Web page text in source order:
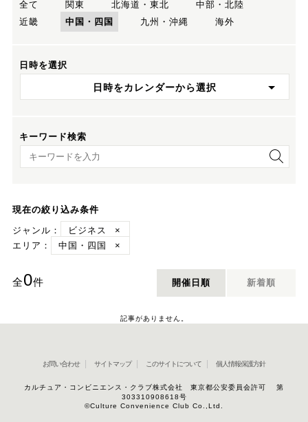
全て
関東 北海道・東北
中部・北陸
近畿
中国・四国 九州・沖縄 海外
日時を選択
日時をカレンダーから選択
キーワード検索
キーワード検索
現在の絞り込み条件
ジャンル：
ビジネス
×
エリア：
中国・四国 ×
全0件 開催日順 新着順
記事がありません。
お問い合わせ サイトマップ このサイトについて 個人情報保護方針
カルチュア・コンビニエンス・クラブ株式会社 東京都公安委員会許可 第
303310908618号
©Culture Convenience Club Co.,Ltd.